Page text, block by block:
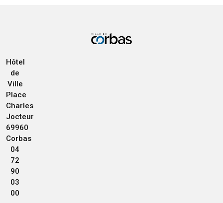
Hôtel
de
Ville
Place
Charles
Jocteur
69960
Corbas
04
72
90
03
00